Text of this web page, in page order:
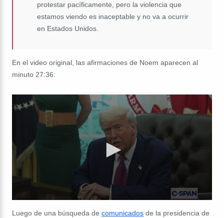
protestar pacíficamente, pero la violencia que
estamos viendo es inaceptable y no va a ocurrir
en Estados Unidos.
En el video original, las afirmaciones de Noem aparecen al
minuto 27:36:
Luego de una búsqueda de comunicados de la presidencia de